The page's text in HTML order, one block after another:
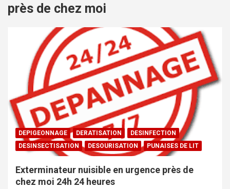
près de chez moi
DEPIGEONNAGE DERATISATION
DESINFECTION
DESINSECTISATION
DESOURISATION PUNAISES DE LIT
Exterminateur nuisible en urgence près de
chez moi 24h 24 heures